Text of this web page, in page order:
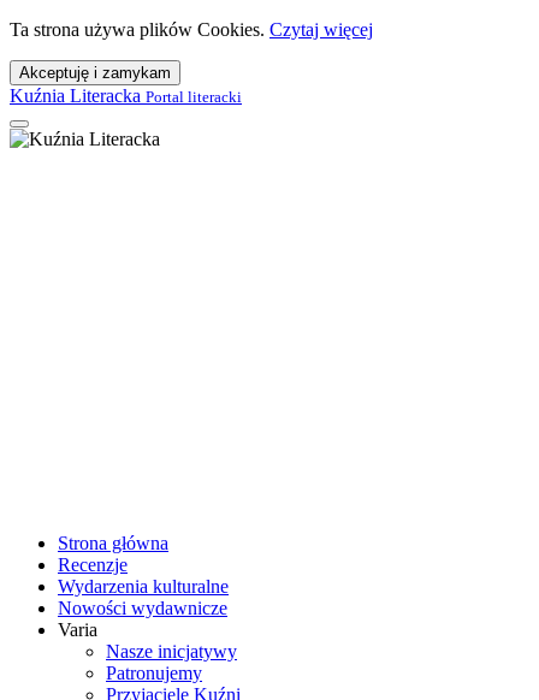
Ta strona używa plików Cookies. Czytaj więcej
Akceptuję i zamykam
Kuźnia Literacka Portal literacki
Strona główna
Recenzje
Wydarzenia kulturalne
Nowości wydawnicze
Varia
Nasze inicjatywy
Patronujemy
Przyjaciele Kuźni